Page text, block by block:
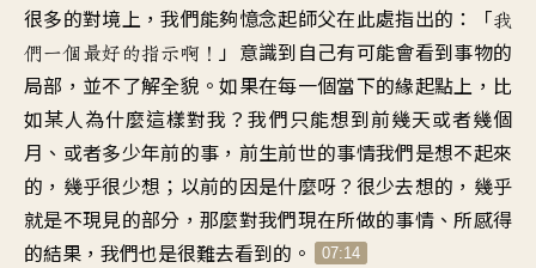
很多的對境上 ，我們能夠憶念起師父在此處指出的 ：「我
們一個最好的指示啊 ！ 」 意識到自己有可能會看到事物的
局部 ， 並不了解全貌 。如果在每一個當下的緣起點上 ， 比
如某人為什麼這樣對我 ？我們只能想到前幾天或者幾個
月、或者多少年前的事 ， 前生前世的事情我們是想不起來
的 ， 幾乎很少想 ； 以前的因是什麼呀？很少去想的 ， 幾乎
就是不現見的部分 ，那麼對我們現在所做的事情 、 所感得
的結果 ， 我們也是很難去看到的 。 07:14